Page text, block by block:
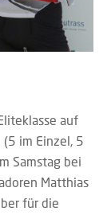
auf
im Einzel, 5
Samstag bei
Matthias
für die